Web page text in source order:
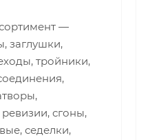
—
заглушки,
тройники,
сгоны,
седелки,